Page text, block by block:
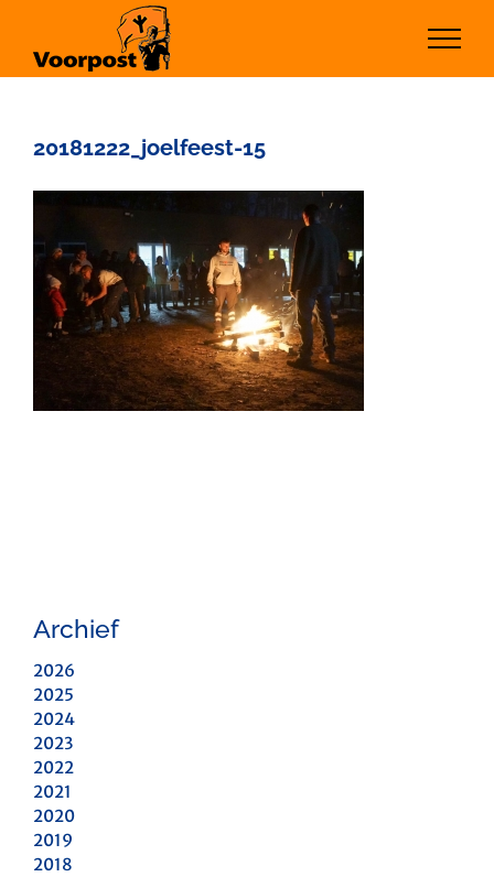
inhoud
20181222_joelfeest-15
Archief
2026
2025
2024
2023
2022
2021
2020
2019
2018